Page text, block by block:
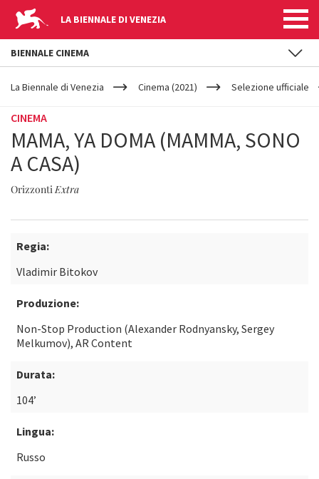
LA BIENNALE DI VENEZIA
YOUR
ARE
La Biennale di Venezia Cinema (2021) Selezione ufficiale
CINEMA
MAMA, YA DOMA (MAMMA, SONO
A CASA)
OrizzontiExtra
Regia:
Vladimir Bitokov
Produzione:
Non-Stop Production (Alexander Rodnyansky, Sergey
Melkumov), AR Content
Durata:
104’
Lingua:
Russo
BIENNALE CINEMA